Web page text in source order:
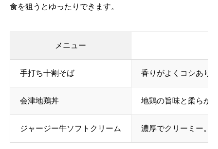
食を狙うとゆったりできます。
メニュー
手打ち十割そば 香りがよくコシあり
会津地鶏丼 地鶏の旨味と柔らか
ジャージー牛ソフトクリーム 濃厚でクリーミー。